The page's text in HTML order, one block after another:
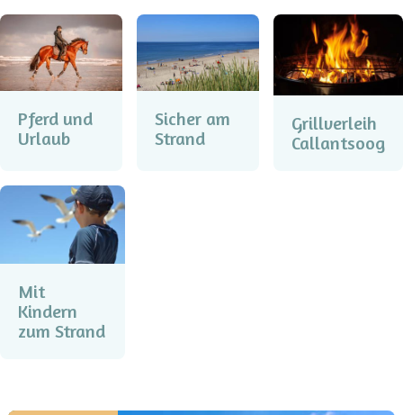
Pferd und
Urlaub
Sicher am
Strand
Grillverleih
Callantsoog
Mit
Kindern
zum Strand